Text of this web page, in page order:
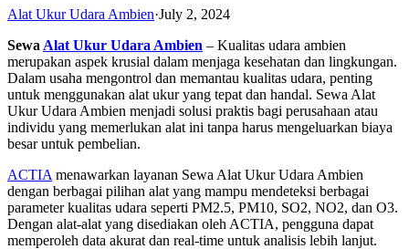
Alat Ukur Udara Ambien·July 2, 2024
Sewa Alat Ukur Udara Ambien – Kualitas udara ambien
merupakan aspek krusial dalam menjaga kesehatan dan lingkungan.
Dalam usaha mengontrol dan memantau kualitas udara, penting
untuk menggunakan alat ukur yang tepat dan handal. Sewa Alat
Ukur Udara Ambien menjadi solusi praktis bagi perusahaan atau
individu yang memerlukan alat ini tanpa harus mengeluarkan biaya
besar untuk pembelian.
ACTIA menawarkan layanan Sewa Alat Ukur Udara Ambien
dengan berbagai pilihan alat yang mampu mendeteksi berbagai
parameter kualitas udara seperti PM2.5, PM10, SO2, NO2, dan O3.
Dengan alat-alat yang disediakan oleh ACTIA, pengguna dapat
memperoleh data akurat dan real-time untuk analisis lebih lanjut.